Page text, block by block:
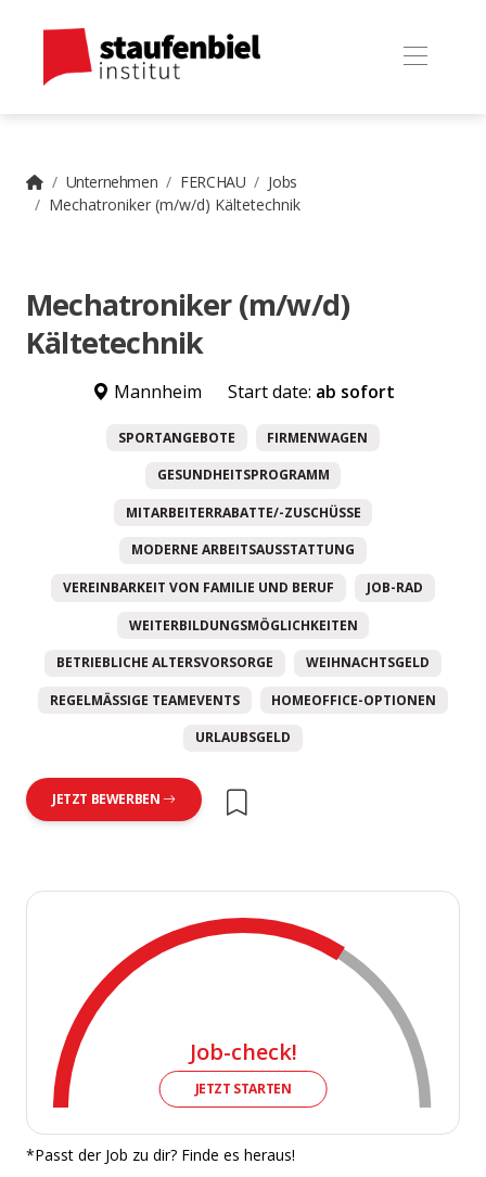
Unternehmen FERCHAU
Jobs
Mechatroniker (m/w/d) Kältetechnik
Mechatroniker (m/w/d)
Kältetechnik
Mannheim Start date: ab sofort
SPORTANGEBOTE FIRMENWAGEN
GESUNDHEITSPROGRAMM
MITARBEITERRABATTE/-ZUSCHÜSSE
MODERNE ARBEITSAUSSTATTUNG
VEREINBARKEIT VON FAMILIE UND BERUF JOB-RAD
WEITERBILDUNGSMÖGLICHKEITEN
BETRIEBLICHE ALTERSVORSORGE WEIHNACHTSGELD
REGELMÄSSIGE TEAMEVENTS HOMEOFFICE-OPTIONEN
URLAUBSGELD
JETZT BEWERBEN
Job-check!
JETZT STARTEN
*Passt der Job zu dir? Finde es heraus!